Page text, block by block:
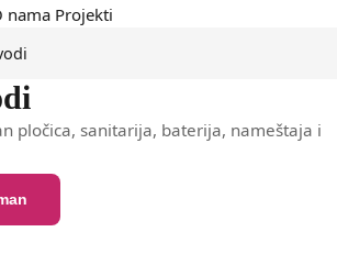
nama Projekti
pločica, sanitarija, baterija, nameštaja i